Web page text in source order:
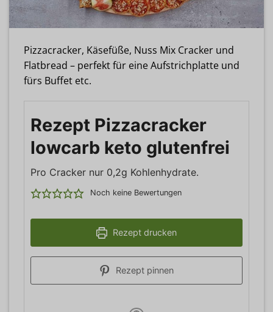
Pizzacracker, Käsefüße, Nuss Mix Cracker und
Flatbread – perfekt für eine Aufstrichplatte und
fürs Buffet etc.
Rezept Pizzacracker
lowcarb keto glutenfrei
Pro Cracker nur 0,2g Kohlenhydrate.
Noch keine Bewertungen
Rezept drucken
Rezept pinnen